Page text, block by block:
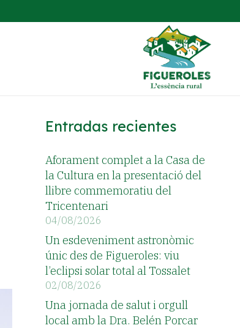
Entradas recientes
Aforament complet a la Casa de
la Cultura en la presentació del
llibre commemoratiu del
Tricentenari
04/08/2026
Un esdeveniment astronòmic
únic des de Figueroles: viu
l’eclipsi solar total al Tossalet
02/08/2026
Una jornada de salut i orgull
local amb la Dra. Belén Porcar